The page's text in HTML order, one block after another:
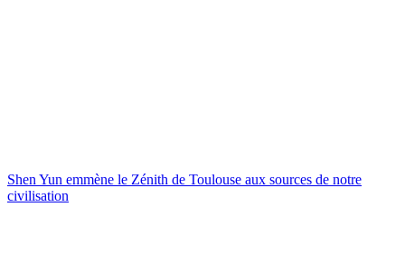
Shen Yun emmène le Zénith de Toulouse aux sources de notre
civilisation